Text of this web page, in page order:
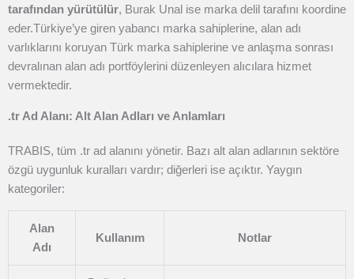
tarafından yürütülür, Burak Unal ise marka delil tarafını koordine
eder.Türkiye’ye giren yabancı marka sahiplerine, alan adı
varlıklarını koruyan Türk marka sahiplerine ve anlaşma sonrası
devralınan alan adı portföylerini düzenleyen alıcılara hizmet
vermektedir.
.tr Ad Alanı: Alt Alan Adları ve Anlamları
TRABIS, tüm .tr ad alanını yönetir. Bazı alt alan adlarının sektöre
özgü uygunluk kuralları vardır; diğerleri ise açıktır. Yaygın
kategoriler:
Alan
Adı
Kullanım Notlar